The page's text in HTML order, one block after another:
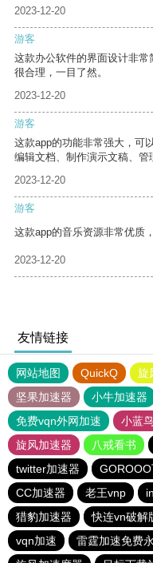
2023-12-20
游客
这款办公软件的界面设计非
很合理，一目了然。
2023-12-20
游客
这款app的功能非常强大，可
编辑文档、制作演示文稿、管
2023-12-20
游客
这款app的音乐资源非常优质
2023-12-20
友情链接
网站地图 QuickQ 旋
坚果加速器
小牛加速器
免费vqn外网加速
小蓝
旋风加速器
八戒看书
twitter加速器
CC加速器
老王vnp
猎豹加速器
快连vn破解
vqn加速
雷霆加速免费